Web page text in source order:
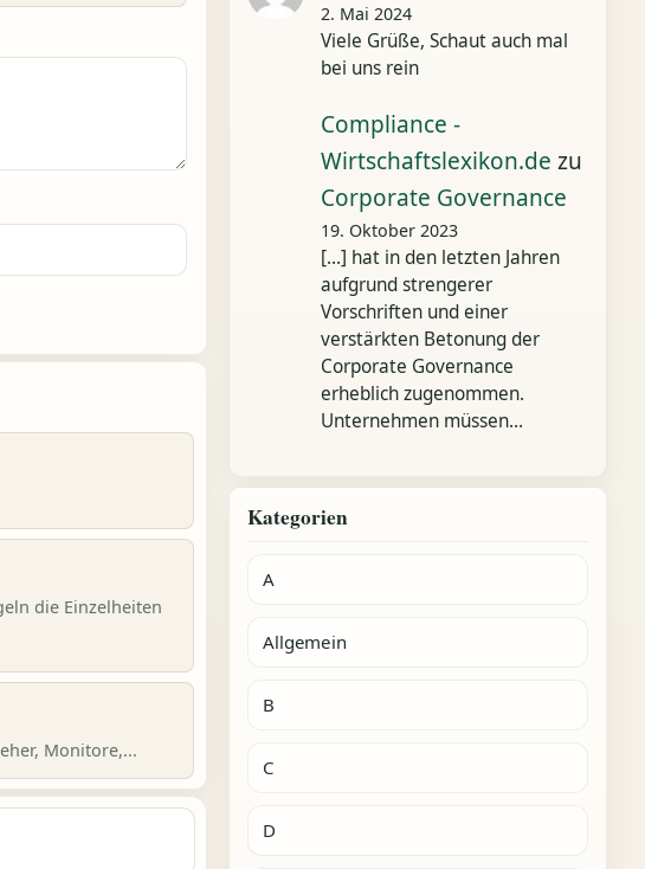
die Einzelheiten
Monitore,...
2. Mai 2024
Viele Grüße, Schaut auch mal
bei uns rein
Compliance -
Wirtschaftslexikon.de zu
Corporate Governance
19. Oktober 2023
[…] hat in den letzten Jahren
aufgrund strengerer
Vorschriften und einer
verstärkten Betonung der
Corporate Governance
erheblich zugenommen.
Unternehmen müssen…
Kategorien
A
Allgemein
B
C
D